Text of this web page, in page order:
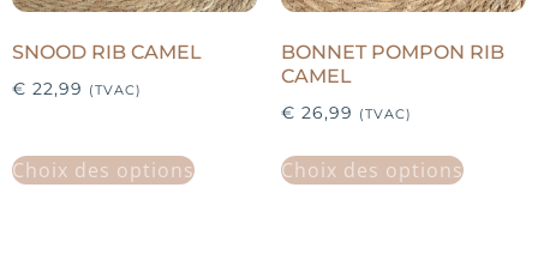
SNOOD RIB CAMEL
€ 22,99 (TVAC)
Choix des options
BONNET POMPON RIB
CAMEL
€ 26,99 (TVAC)
Choix des options